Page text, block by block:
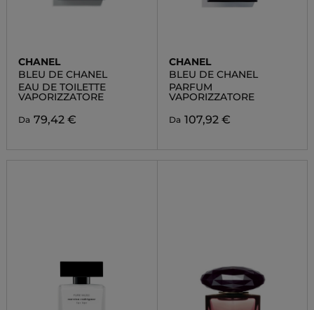
CHANEL
BLEU DE CHANEL
EAU DE TOILETTE
VAPORIZZATORE
Da 79,42 €
CHANEL
BLEU DE CHANEL
PARFUM
VAPORIZZATORE
Da 107,92 €